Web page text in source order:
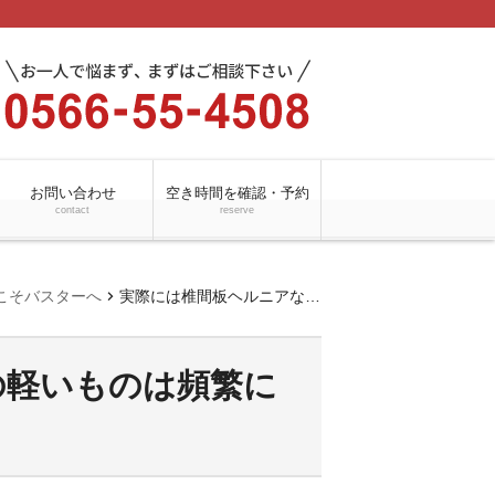
お問い合わせ
contact
空き時間を確認・予約
reserve
そバスターへ chevron_right 実際には椎間板ヘルニアなどの軽いものは頻繁に起きています
いものは頻繁に